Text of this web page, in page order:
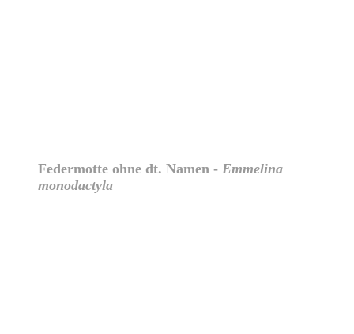
Federmotte ohne dt. Namen - Emmelina
monodactyla